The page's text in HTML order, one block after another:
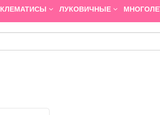
КЛЕМАТИСЫ ЛУКОВИЧНЫЕ